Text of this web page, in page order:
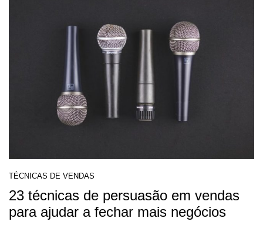
TÉCNICAS DE VENDAS
23 técnicas de persuasão em vendas
para ajudar a fechar mais negócios